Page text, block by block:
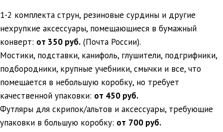
1-2 комплекта струн, резиновые сурдины и другие
нехрупкие аксессуары, помещающиеся в бумажный
конверт: от 350 руб. (Почта России).
Мостики, подставки, канифоль, глушители, подгрифники,
подбородники, крупные учебники, смычки и все, что
помещается в небольшую коробку, но требует
качественной упаковки: от 450 руб.
Футляры для скрипок/альтов и аксессуары, требующие
упаковки в большую коробку: от 700 руб.